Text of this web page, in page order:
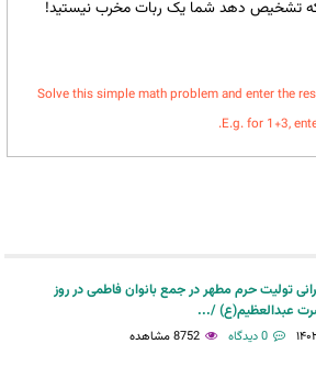
تشخیص دهد شما یک ربات مخرب نیستید!
Solve this simple math problem and enter the
E.g. for 1+3,
تولیت حرم مطهر در جمع بانوان فاطمی در روز
عبدالعظیم(ع) /...
۱۶ 0 دیدگاه 8752 مشاهده